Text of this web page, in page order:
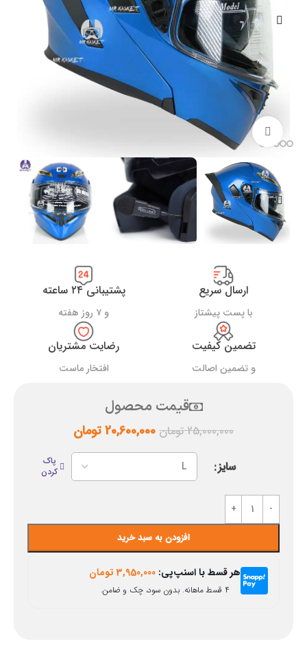
بزرگنمایی تصویر
ارسال سریع
با پست پیشتاز
پشتیبانی ۲۴ ساعته
و ۷ روز هفته
تضمین کیفیت
و تضمین اصالت
رضایت مشتریان
افتخار ماست
قیمت محصول
25,000,000 تومان 20,600,000تومان
سایز
پاک
کردن
افزودن به سبد خرید
هر قسط با اسنپ‌پی: 3,950,000 تومان
۴ قسط ماهانه. بدون سود، چک و ضامن.